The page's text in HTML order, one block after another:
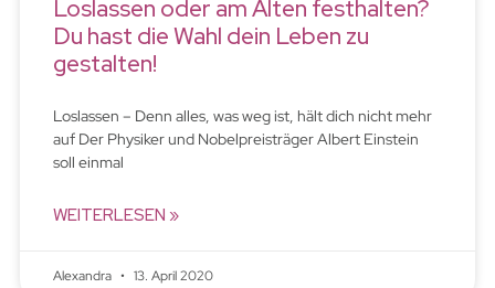
Loslassen oder am Alten festhalten?
Du hast die Wahl dein Leben zu
gestalten!
Loslassen – Denn alles, was weg ist, hält dich nicht mehr
auf Der Physiker und Nobelpreisträger Albert Einstein
soll einmal
WEITERLESEN »
Alexandra 13. April 2020